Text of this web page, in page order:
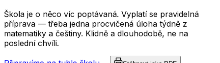
Škola je o něco víc poptávaná. Vyplatí se pravidelná
příprava — třeba jedna procvičená úloha týdně z
matematiky a češtiny. Klidně a dlouhodobě, ne na
poslední chvíli.